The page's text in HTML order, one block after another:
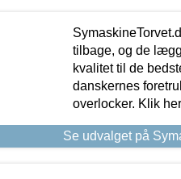
tilbage, og de
kvalitet til de
danskernes
overlocker. Klik
Se udvalget på